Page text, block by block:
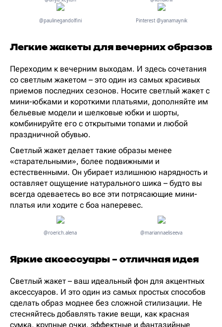
@paulinegandolfini Pinterest @yanamaynik
Легкие жакеты для вечерних образов
Переходим к вечерним выходам. И здесь сочетания
со светлым жакетом – это один из самых красивых
приемов последних сезонов. Носите светлый жакет с
мини-юбками и короткими платьями, дополняйте им
бельевые модели и шелковые юбки и шорты,
комбинируйте его с открытыми топами и любой
праздничной обувью.
Светлый жакет делает такие образы менее
«старательными», более подвижными и
естественными. Он убирает излишнюю нарядность и
оставляет ощущение натурального шика – будто вы
всегда одеваетесь во все эти потрясающие мини-
платья или ходите с боа наперевес.
@roerich.alena @mariannaeliseeva
Яркие аксессуары – отличная идея
Светлый жакет – ваш идеальный фон для акцентных
аксессуаров. И это один из самых простых способов
сделать образ моднее без сложной стилизации. Не
стесняйтесь добавлять такие вещи, как красная
сумка, крупные очки, эффектные и фантазийные